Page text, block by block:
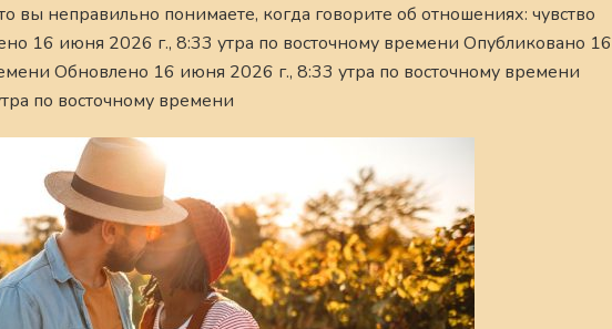
вы неправильно понимаете, когда говорите об отношениях: чувство
16 июня 2026 г., 8:33 утра по восточному времени Опубликовано 16
Обновлено 16 июня 2026 г., 8:33 утра по восточному времени
по восточному времени